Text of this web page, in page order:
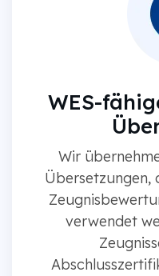
WES-
Wir
Übersetzungen,
verwendet